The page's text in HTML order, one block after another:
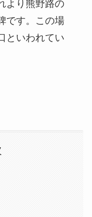
より熊野路の
です。この場
といわれてい